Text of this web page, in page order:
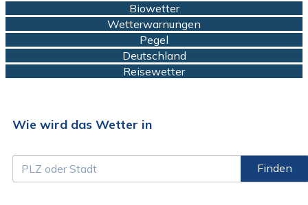
Biowetter
Wetterwarnungen
Pegel
Deutschland
Reisewetter
Wie wird das Wetter in
Finden